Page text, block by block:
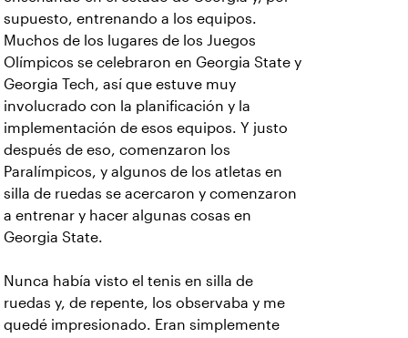
supuesto, entrenando a los equipos.
Muchos de los lugares de los Juegos
Olímpicos se celebraron en Georgia State y
Georgia Tech, así que estuve muy
involucrado con la planificación y la
implementación de esos equipos. Y justo
después de eso, comenzaron los
Paralímpicos, y algunos de los atletas en
silla de ruedas se acercaron y comenzaron
a entrenar y hacer algunas cosas en
Georgia State.
Nunca había visto el tenis en silla de
ruedas y, de repente, los observaba y me
quedé impresionado. Eran simplemente